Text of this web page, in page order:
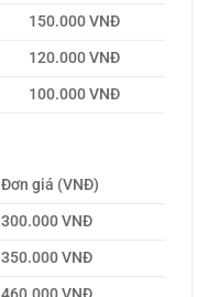
150.000 VNĐ
120.000 VNĐ
100.000 VNĐ
Đơn giá (VNĐ)
300.000 VNĐ
350.000 VNĐ